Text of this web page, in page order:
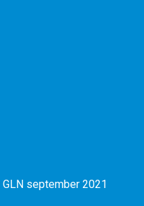
GLN september 2021